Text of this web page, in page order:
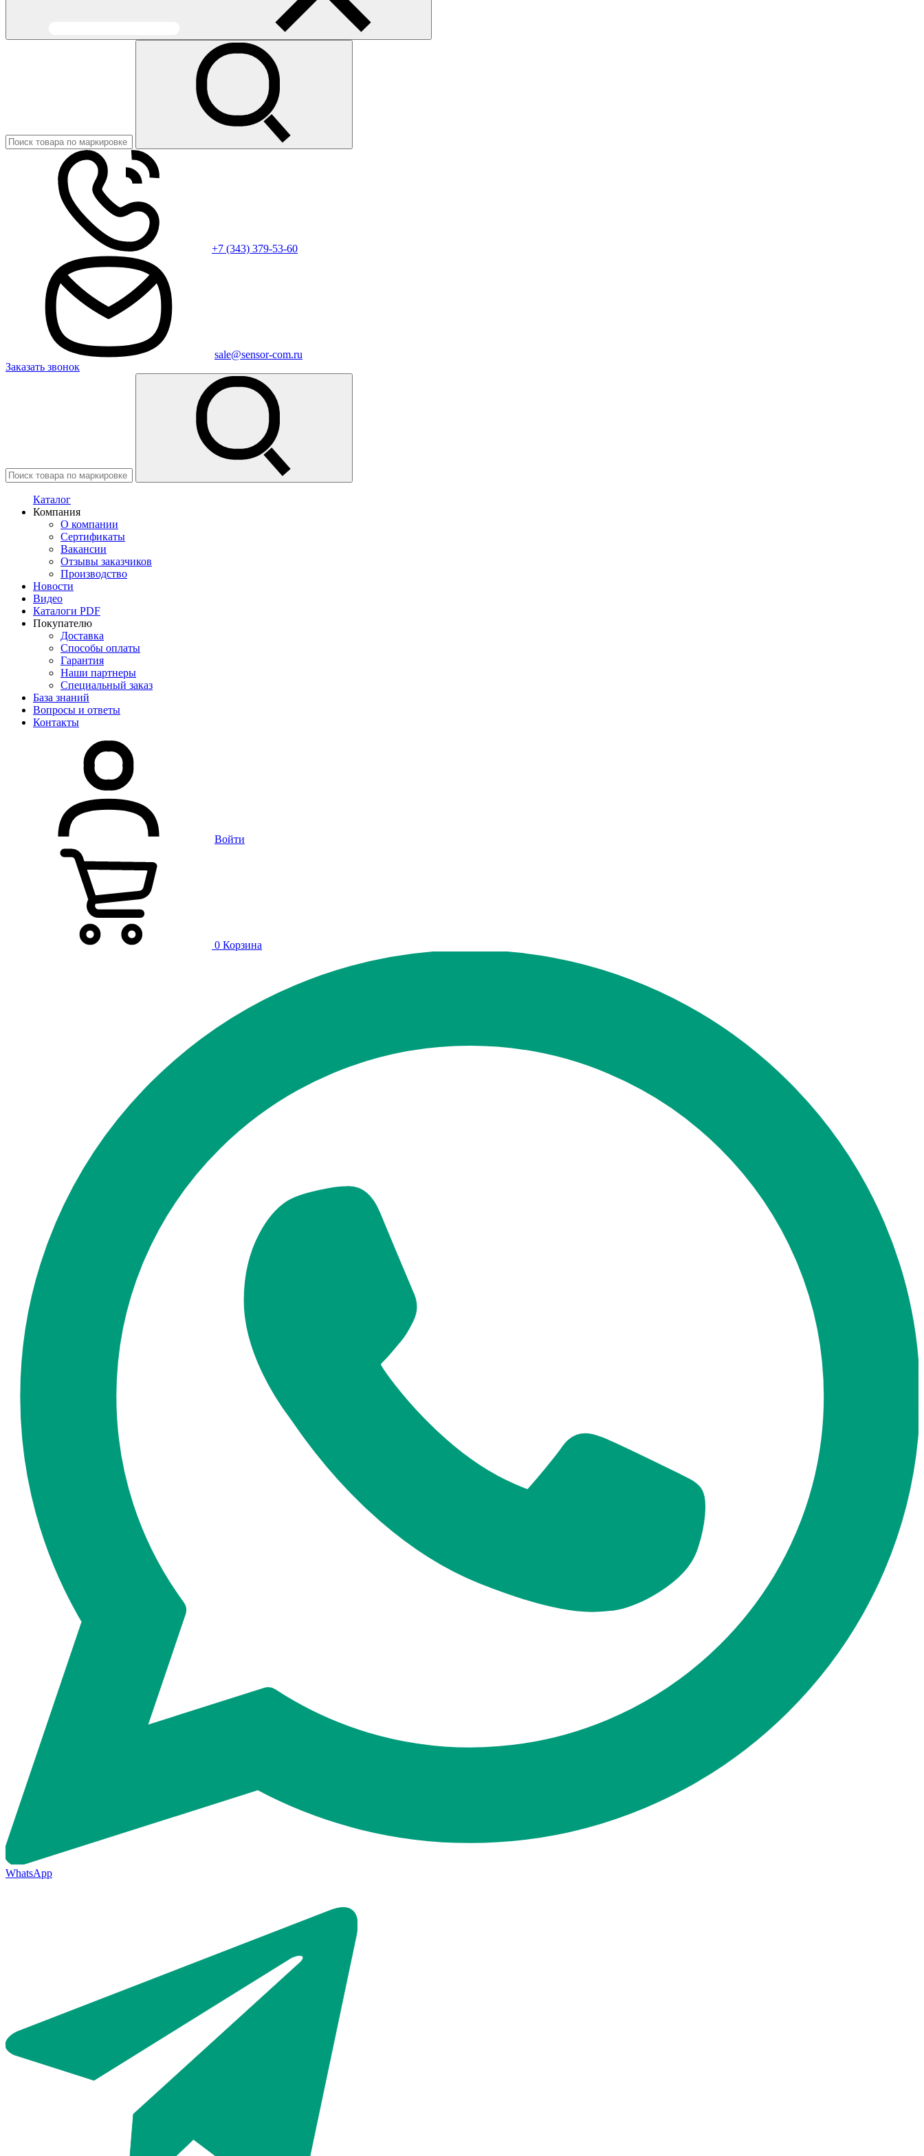
+7 (343) 379-53-60
sale@sensor-com.ru
Заказать звонок
Каталог
Компания
О компании
Сертификаты
Вакансии
Отзывы заказчиков
Производство
Новости
Видео
Каталоги PDF
Покупателю
Доставка
Способы оплаты
Гарантия
Наши партнеры
Специальный заказ
База знаний
Вопросы и ответы
Контакты
Войти
0 Корзина
WhatsApp